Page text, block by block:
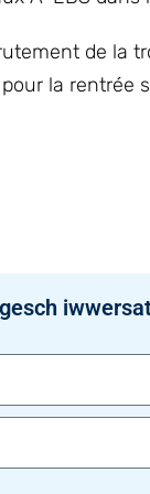
de la
la rentrée